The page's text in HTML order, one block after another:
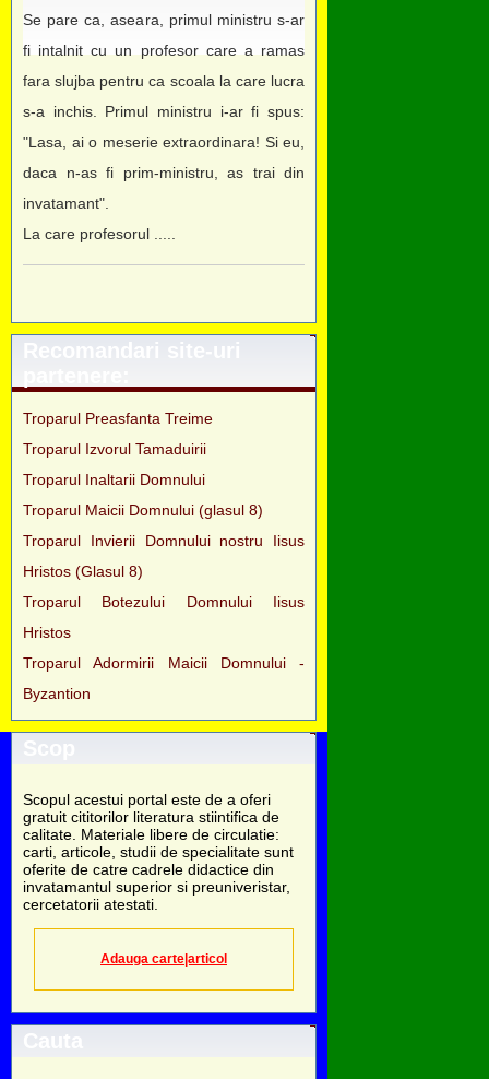
Se pare ca, aseara, primul ministru s-ar
fi intalnit cu un profesor care a ramas
fara slujba pentru ca scoala la care lucra
s-a inchis. Primul ministru i-ar fi spus:
"Lasa, ai o meserie extraordinara! Si eu,
daca n-as fi prim-ministru, as trai din
invatamant".
La care profesorul .....
Recomandari site-uri
Troparul Preasfanta Treime
Troparul Izvorul Tamaduirii
Troparul Inaltarii Domnului
Troparul Maicii Domnului (glasul 8)
Troparul Invierii Domnului nostru Iisus
Hristos (Glasul 8)
Troparul Botezului Domnului Iisus
Hristos
Troparul Adormirii Maicii Domnului -
Byzantion
Scop
Scopul acestui portal este de a oferi
gratuit cititorilor literatura stiintifica de
calitate. Materiale libere de circulatie:
carti, articole, studii de specialitate sunt
oferite de catre cadrele didactice din
invatamantul superior si preuniveristar,
cercetatorii atestati.
Adauga carte|articol
Cauta